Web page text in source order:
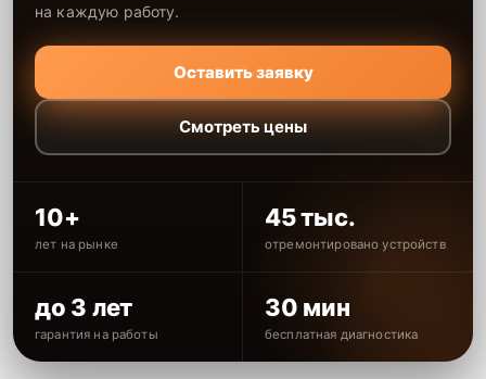
на каждую работу.
Оставить заявку
Смотреть цены
10+
лет на рынке
45 тыс.
отремонтировано устройств
до 3 лет
гарантия на работы
30 мин
бесплатная диагностика